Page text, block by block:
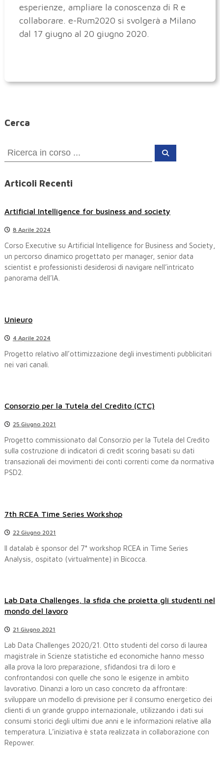
esperienze, ampliare la conoscenza di R e
collaborare. e-Rum2020 si svolgerà a Milano
dal 17 giugno al 20 giugno 2020.
Cerca
C
e
:
C
Articoli Recenti
Artificial Intelligence for business and society
8 Aprile 2024
Corso Executive su Artificial Intelligence for Business and Society,
un percorso dinamico progettato per manager, senior data
scientist e professionisti desiderosi di navigare nell’intricato
panorama dell’IA.
Unieuro
4 Aprile 2024
Progetto relativo all’ottimizzazione degli investimenti pubblicitari
nei vari canali.
Consorzio per la Tutela del Credito (CTC)
25 Giugno 2021
Progetto commissionato dal Consorzio per la Tutela del Credito
sulla costruzione di indicatori di credit scoring basati su dati
transazionali dei movimenti dei conti correnti come da normativa
PSD2.
7th RCEA Time Series Workshop
22 Giugno 2021
Il datalab è sponsor del 7° workshop RCEA in Time Series
Analysis, ospitato (virtualmente) in Bicocca.
Lab Data Challenges, la sfida che proietta gli studenti nel
mondo del lavoro
21 Giugno 2021
Lab Data Challenges 2020/21. Otto studenti del corso di laurea
magistrale in Scienze statistiche ed economiche hanno messo
alla prova la loro preparazione, sfidandosi tra di loro e
confrontandosi con quelle che sono le esigenze in ambito
lavorativo. Dinanzi a loro un caso concreto da affrontare:
sviluppare un modello di previsione per il consumo energetico dei
clienti di un grande gruppo internazionale, utilizzando i dati sui
consumi storici degli ultimi due anni e le informazioni relative alla
temperatura. L’iniziativa è stata realizzata in collaborazione con
Repower.